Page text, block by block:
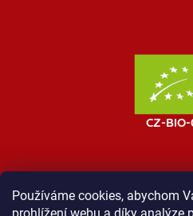
Používáme cookies, abychom